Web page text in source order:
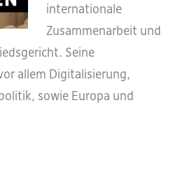
internationale
Zusammenarbeit und
Seine
allem Digitalisierung,
sowie Europa und